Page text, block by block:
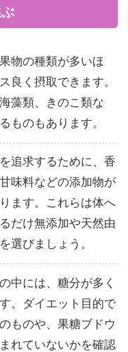
物の種類が多いほ
良く摂取できます。
藻類、きのこ類な
ものもあります。
追求するために、香
味料などの添加物が
ます。これらは体へ
だけ無添加や天然由
選びましょう。
中には、糖分が多く
。ダイエット目的で
ものや、果糖ブドウ
れていないかを確認